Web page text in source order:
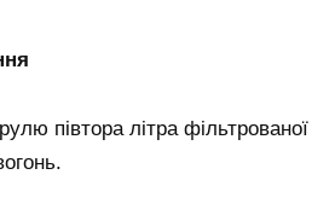
півтора літра фільтрованої